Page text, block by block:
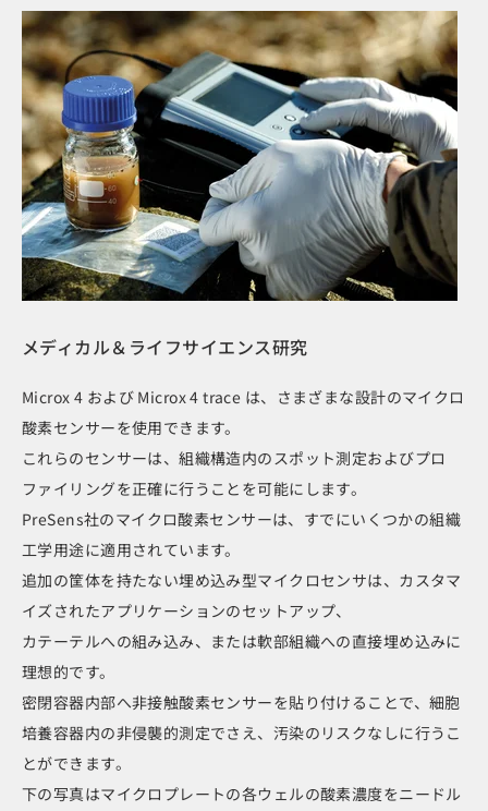
メディカル＆ライフサイエンス研究
Microx 4 および Microx 4 trace は、さまざまな設計のマイクロ
酸素センサーを使用できます。
これらのセンサーは、組織構造内のスポット測定およびプロ
ファイリングを正確に行うことを可能にします。
PreSens社のマイクロ酸素センサーは、すでにいくつかの組織
工学用途に適用されています。
追加の筐体を持たない埋め込み型マイクロセンサは、カスタマ
イズされたアプリケーションのセットアップ、
カテーテルへの組み込み、または軟部組織への直接埋め込みに
理想的です。
密閉容器内部へ非接触酸素センサーを貼り付けることで、細胞
培養容器内の非侵襲的測定でさえ、汚染のリスクなしに行うこ
とができます。
下の写真はマイクロプレートの各ウェルの酸素濃度をニードル